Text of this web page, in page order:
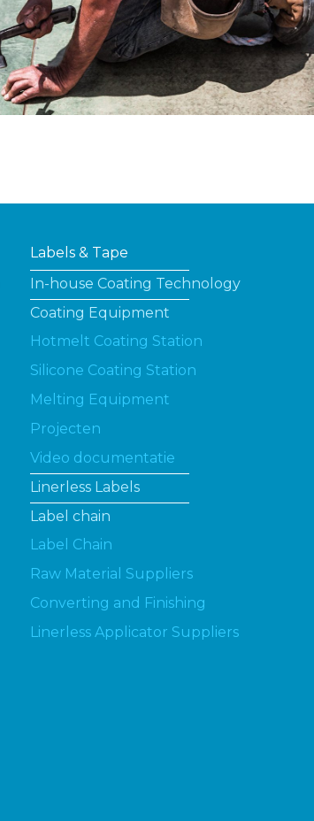
Labels & Tape
In-house Coating Technology
Coating Equipment
Hotmelt Coating Station
Silicone Coating Station
Melting Equipment
Projecten
Video documentatie
Linerless Labels
Label chain
Label Chain
Raw Material Suppliers
Converting and Finishing
Linerless Applicator Suppliers